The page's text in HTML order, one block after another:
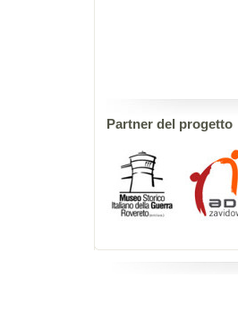
Partner del progetto